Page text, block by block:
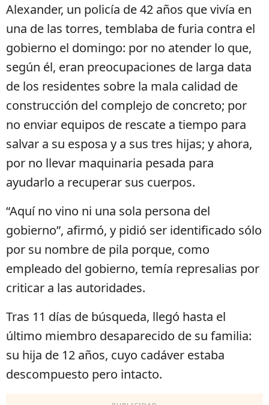
Alexander, un policía de 42 años que vivía en
una de las torres, temblaba de furia contra el
gobierno el domingo: por no atender lo que,
según él, eran preocupaciones de larga data
de los residentes sobre la mala calidad de
construcción del complejo de concreto; por
no enviar equipos de rescate a tiempo para
salvar a su esposa y a sus tres hijas; y ahora,
por no llevar maquinaria pesada para
ayudarlo a recuperar sus cuerpos.
“Aquí no vino ni una sola persona del
gobierno”, afirmó, y pidió ser identificado sólo
por su nombre de pila porque, como
empleado del gobierno, temía represalias por
criticar a las autoridades.
Tras 11 días de búsqueda, llegó hasta el
último miembro desaparecido de su familia:
su hija de 12 años, cuyo cadáver estaba
descompuesto pero intacto.